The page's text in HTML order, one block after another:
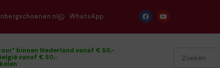
WhatsApp
binnen Nederland vanaf € 50,-
vanaf € 50,-